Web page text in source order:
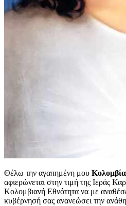
Θέλω την αγαπημένη μου Κολομβία
αφιερώνεται στην τιμή της Ιεράς
Κολομβιανή Εθνότητα να με
κυβέρνησή σας ανανεώσει την